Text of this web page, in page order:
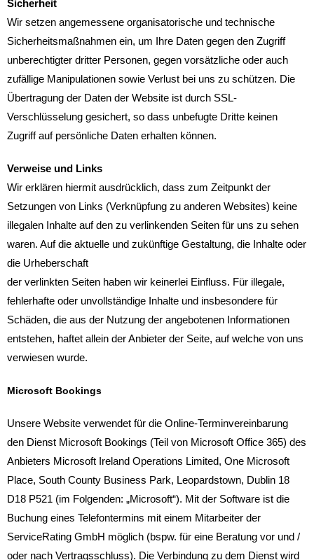
Sicherheit
Wir setzen angemessene organisatorische und technische
Sicherheitsmaßnahmen ein, um Ihre Daten gegen den Zugriff
unberechtigter dritter Personen, gegen vorsätzliche oder auch
zufällige Manipulationen sowie Verlust bei uns zu schützen. Die
Übertragung der Daten der Website ist durch SSL-
Verschlüsselung gesichert, so dass unbefugte Dritte keinen
Zugriff auf persönliche Daten erhalten können.
Verweise und Links
Wir erklären hiermit ausdrücklich, dass zum Zeitpunkt der
Setzungen von Links (Verknüpfung zu anderen Websites) keine
illegalen Inhalte auf den zu verlinkenden Seiten für uns zu sehen
waren. Auf die aktuelle und zukünftige Gestaltung, die Inhalte oder
die Urheberschaft
der verlinkten Seiten haben wir keinerlei Einfluss. Für illegale,
fehlerhafte oder unvollständige Inhalte und insbesondere für
Schäden, die aus der Nutzung der angebotenen Informationen
entstehen, haftet allein der Anbieter der Seite, auf welche von uns
verwiesen wurde.
Microsoft Bookings
Unsere Website verwendet für die Online-Terminvereinbarung
den Dienst Microsoft Bookings (Teil von Microsoft Office 365) des
Anbieters Microsoft Ireland Operations Limited, One Microsoft
Place, South County Business Park, Leopardstown, Dublin 18
D18 P521 (im Folgenden: „Microsoft“). Mit der Software ist die
Buchung eines Telefontermins mit einem Mitarbeiter der
ServiceRating GmbH möglich (bspw. für eine Beratung vor und /
oder nach Vertragsschluss). Die Verbindung zu dem Dienst wird